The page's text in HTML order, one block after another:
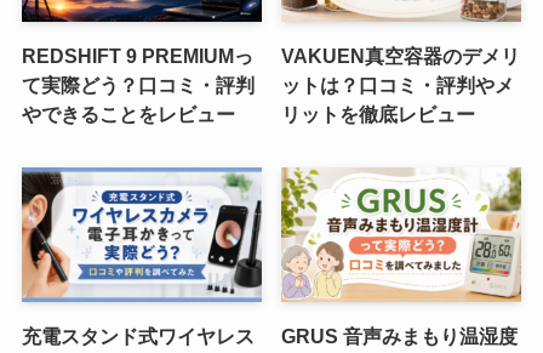
REDSHIFT 9 PREMIUMっ
て実際どう？口コミ・評判
やできることをレビュー
VAKUEN真空容器のデメリ
ットは？口コミ・評判やメ
リットを徹底レビュー
充電スタンド式ワイヤレス
GRUS 音声みまもり温湿度